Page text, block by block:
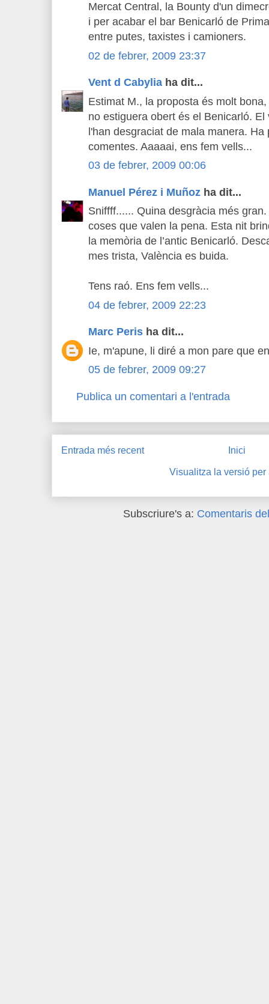
Mercat Central, la Bounty d'un
i per acabar el bar Benicarló de
entre putes, taxistes i camioners.
02 de febrer, 2009 23:37
Vent d Cabylia ha dit...
Estimat M., la proposta és molt
no estiguera obert és el Benicarló.
l'han desgraciat de mala manera.
comentes. Aaaaai, ens fem vells...
03 de febrer, 2009 00:06
Manuel Pérez i Muñoz ha dit...
Sniffff...... Quina desgràcia més
coses que valen la pena. Esta nit
la memòria de l’antic Benicarló.
mes trista, València es buida.
Tens raó. Ens fem vells...
04 de febrer, 2009 22:23
Marc Peris ha dit...
Ie, m'apune, li diré a mon pare que
05 de febrer, 2009 09:27
Publica un comentari a l'entrada
Entrada més recent Inici
Visualitza la versió per
Subscriure's a: Comentaris